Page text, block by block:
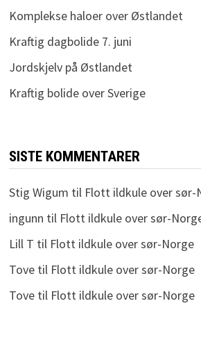
Komplekse haloer over Østlandet
Kraftig dagbolide 7. juni
Jordskjelv på Østlandet
Kraftig bolide over Sverige
SISTE KOMMENTARER
Stig Wigum til Flott ildkule over sør-
ingunn til Flott ildkule over sør-
Lill T til Flott ildkule over sør-Norge
Tovetil Flott ildkule over sør-Norge
Tovetil Flott ildkule over sør-Norge